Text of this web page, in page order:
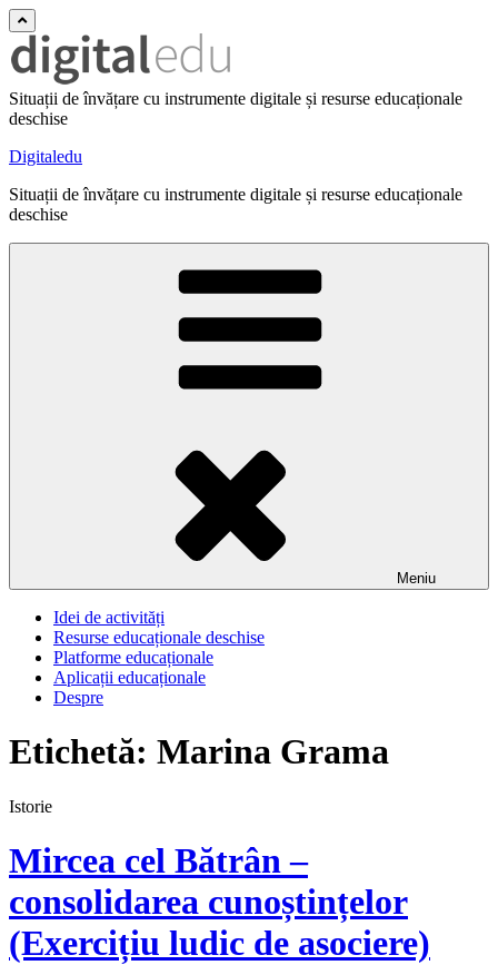
Situații de învățare cu instrumente digitale și resurse educaționale
deschise
Digitaledu
Situații de învățare cu instrumente digitale și resurse educaționale
deschise
Meniu
Idei de activități
Resurse educaționale deschise
Platforme educaționale
Aplicații educaționale
Despre
Etichetă: Marina Grama
Istorie
Mircea cel Bătrân –
consolidarea cunoștințelor
(Exercițiu ludic de asociere)